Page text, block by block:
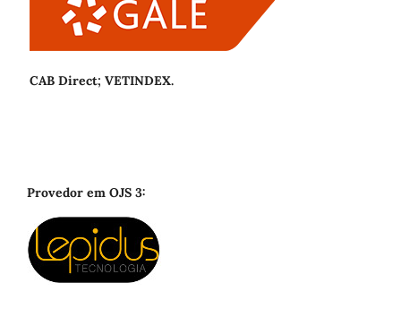
CAB Direct; VETINDEX.
Provedor em OJS 3: